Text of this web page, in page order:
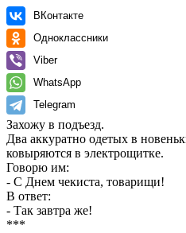
ВКонтакте
Одноклассники
Viber
WhatsApp
Telegram
Захожу в подъезд.
Два аккуратно одетых в
ковыряются в электрощитке.
Говорю им:
- С Днем чекиста, товарищи!
В ответ:
- Так завтра же!
***